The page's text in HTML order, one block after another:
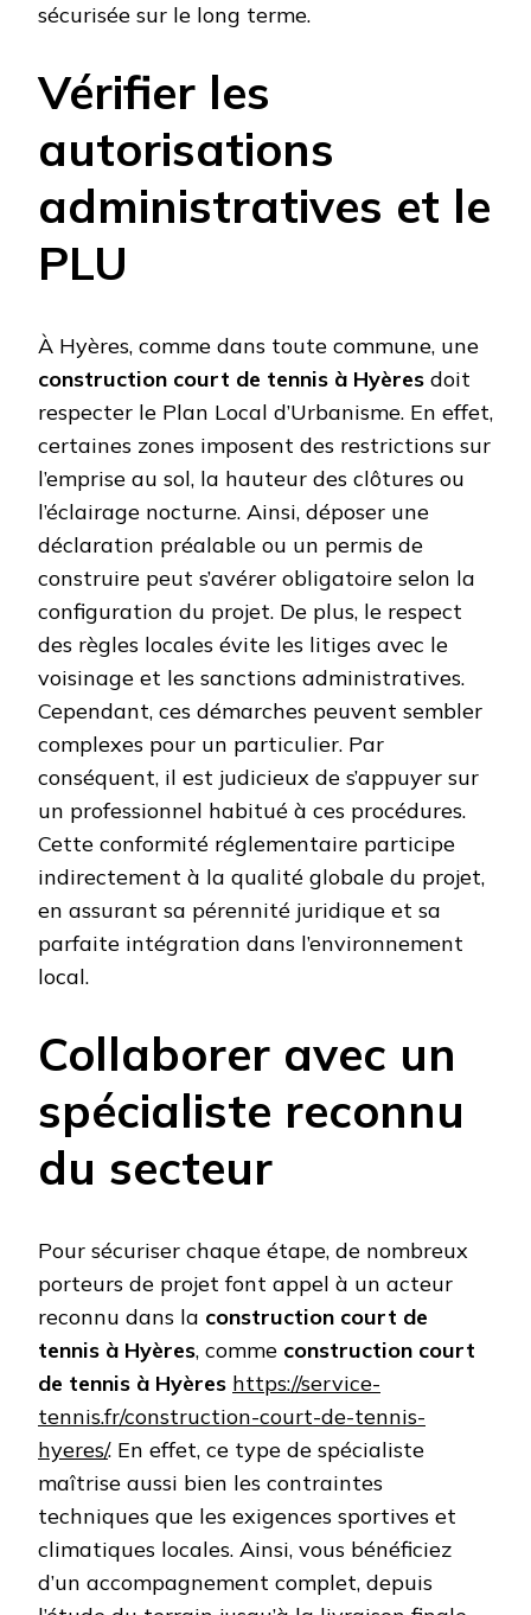
sécurisée sur le long terme.
Vérifier les
autorisations
administratives et le
PLU
À Hyères, comme dans toute commune, une
construction court de tennis à Hyères doit
respecter le Plan Local d’Urbanisme. En effet,
certaines zones imposent des restrictions sur
l’emprise au sol, la hauteur des clôtures ou
l’éclairage nocturne. Ainsi, déposer une
déclaration préalable ou un permis de
construire peut s’avérer obligatoire selon la
configuration du projet. De plus, le respect
des règles locales évite les litiges avec le
voisinage et les sanctions administratives.
Cependant, ces démarches peuvent sembler
complexes pour un particulier. Par
conséquent, il est judicieux de s’appuyer sur
un professionnel habitué à ces procédures.
Cette conformité réglementaire participe
indirectement à la qualité globale du projet,
en assurant sa pérennité juridique et sa
parfaite intégration dans l’environnement
local.
Collaborer avec un
spécialiste reconnu
du secteur
Pour sécuriser chaque étape, de nombreux
porteurs de projet font appel à un acteur
reconnu dans la construction court de
tennis à Hyères, comme construction court
de tennis à Hyères https://service-
tennis.fr/construction-court-de-tennis-
hyeres/. En effet, ce type de spécialiste
maîtrise aussi bien les contraintes
techniques que les exigences sportives et
climatiques locales. Ainsi, vous bénéficiez
d’un accompagnement complet, depuis